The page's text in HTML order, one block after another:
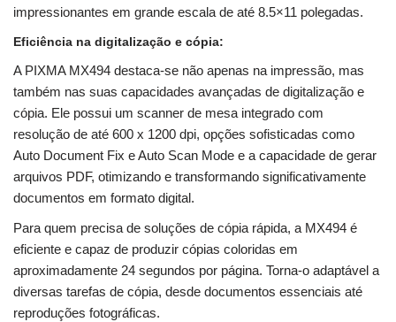
impressionantes em grande escala de até 8.5×11 polegadas.
Eficiência na digitalização e cópia:
A PIXMA MX494 destaca-se não apenas na impressão, mas
também nas suas capacidades avançadas de digitalização e
cópia. Ele possui um scanner de mesa integrado com
resolução de até 600 x 1200 dpi, opções sofisticadas como
Auto Document Fix e Auto Scan Mode e a capacidade de gerar
arquivos PDF, otimizando e transformando significativamente
documentos em formato digital.
Para quem precisa de soluções de cópia rápida, a MX494 é
eficiente e capaz de produzir cópias coloridas em
aproximadamente 24 segundos por página. Torna-o adaptável a
diversas tarefas de cópia, desde documentos essenciais até
reproduções fotográficas.